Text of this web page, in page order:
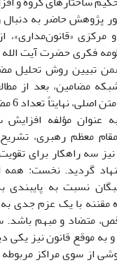
پژوهش حاضر به
«قانون‌مداری»،
فکری حضرت آیت
تبیین روش تحلیل
مضامین، بعد از
دقیق
عنوان مؤلفه افزایش
معظم رهبری،
سه راهکار برای
گردید. نخست: همه
نسبت به پایبندی
مقننه با یک عزم جدی به
متضاد و مبهم
موقع قانون نیز یکی
از سوی مراکز مربوطه